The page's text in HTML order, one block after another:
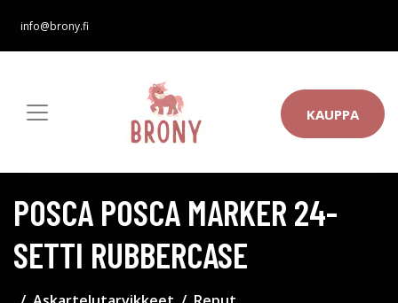
info@brony.fi
KAUPPA
POSCA POSCA MARKER 24-
SETTI RUBBERCASE